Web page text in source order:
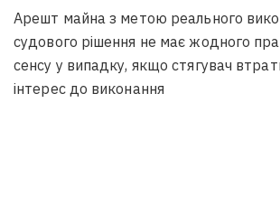
Арешт майна з метою реального
судового рішення не має жодного
сенсу у випадку, якщо стягувач
інтерес до виконання